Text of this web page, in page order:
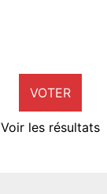
VOTER
Voir les résultats